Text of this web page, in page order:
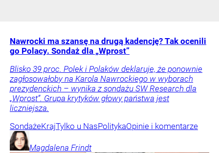
Nawrocki ma szansę na drugą kadencję? Tak ocenili
go Polacy. Sondaż dla „Wprost”
Blisko 39 proc. Polek i Polaków deklaruje, że ponownie
zagłosowałoby na Karola Nawrockiego w wyborach
prezydenckich – wynika z sondażu SW Research dla
„Wprost”. Grupa krytyków głowy państwa jest
liczniejsza.
SondażeKrajTylko u NasPolitykaOpinie i komentarze
Magdalena Frindt